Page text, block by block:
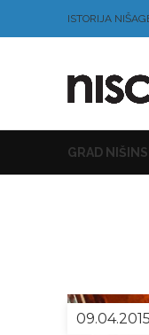
ISTORIJA NIŠA
GRAD NIŠ
09.04.2015